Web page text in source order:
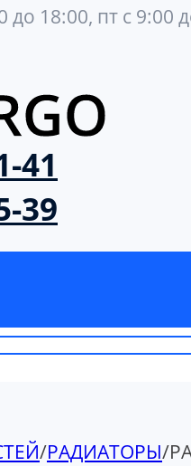
18:00, пт с 9:00
41
39
/РАДИАТОРЫ/